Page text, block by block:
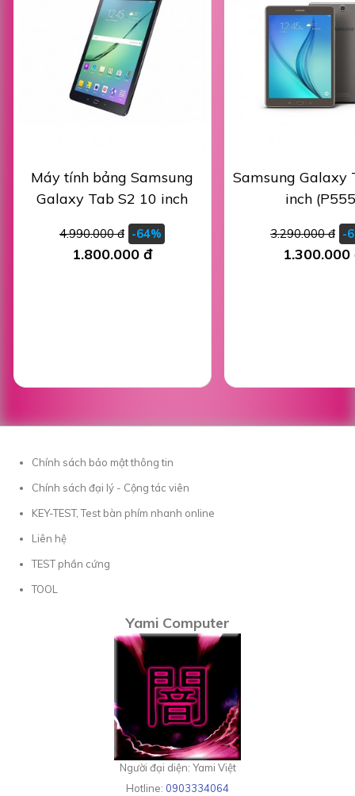
Máy tính bảng Samsung
Galaxy Tab S2 10 inch
4.990.000 đ -64%
1.800.000 đ
Samsung Galaxy
inch
3.290.000 đ -
1.300.000
Chính sách bảo mật thông tin
Chính sách đại lý - Cộng tác viên
KEY-TEST, Test bàn phím nhanh online
Liên hệ
TEST phần cứng
TOOL
Yami Computer
Người đại diện: Yami Việt
Hotline: 0903334064